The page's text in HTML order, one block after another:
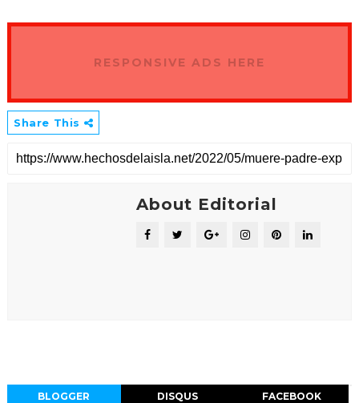
RESPONSIVE ADS HERE
Share This
About Editorial
BLOGGER DISQUS FACEBOOK